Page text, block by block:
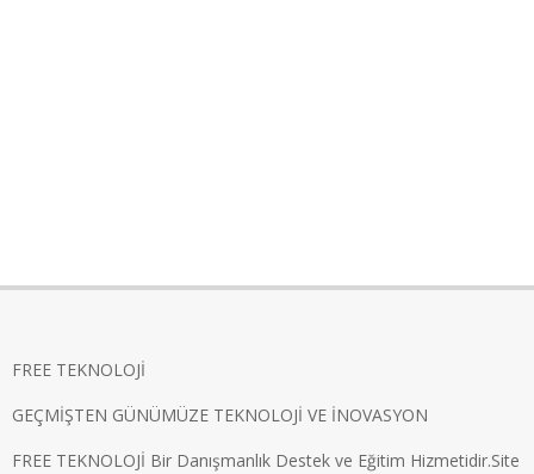
FREE TEKNOLOJİ
GEÇMİŞTEN GÜNÜMÜZE TEKNOLOJİ VE İNOVASYON
FREE TEKNOLOJİ Bir Danışmanlık Destek ve Eğitim Hizmetidir.Site